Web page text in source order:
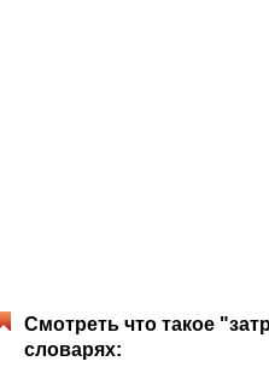
Смотреть что такое
словарях: